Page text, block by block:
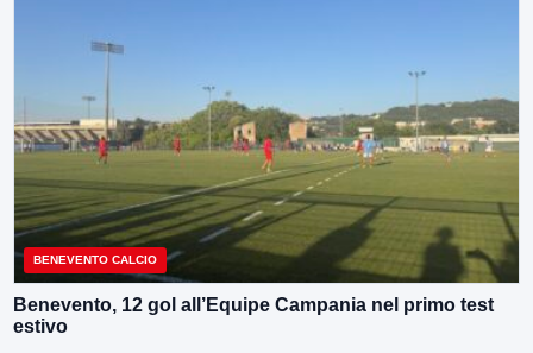
BENEVENTO CALCIO
Benevento, 12 gol all’Equipe Campania nel primo test
estivo